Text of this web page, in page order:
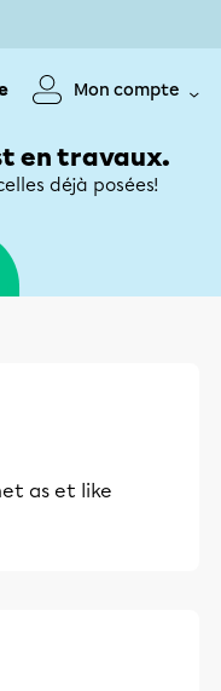
Mon compte
en travaux.
déjà posées!
as et like